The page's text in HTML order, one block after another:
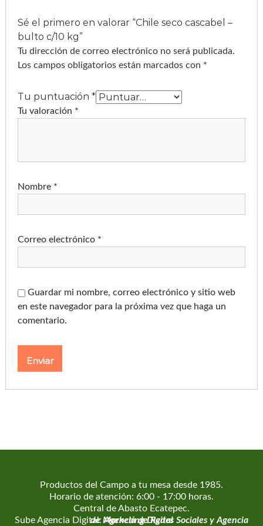
Sé el primero en valorar “Chile seco cascabel –
bulto c/10 kg”
Tu dirección de correo electrónico no será publicada.
Los campos obligatorios están marcados con *
Tu puntuación *
Tu valoración *
Nombre *
Correo electrónico *
Guardar mi nombre, correo electrónico y sitio web
en este navegador para la próxima vez que haga un
comentario.
Productos del Campo a tu mesa desde 1985.
Horario de atención: 6:00 - 17:00 horas.
Central de Abasto Ecatepec.
Sube Agencia Digital:Agencia de Redes Sociales y
Agencia de Marketing Digital